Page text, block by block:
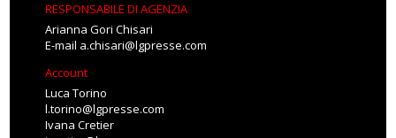
RESPONSABILE DI AGENZIA
Arianna Gori Chisari
E-mail a.chisari@lgpresse.com
Account
Luca Torino
l.torino@lgpresse.com
Ivana Cretier